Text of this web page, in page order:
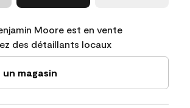
Moore est en vente
des détaillants locaux
un magasin